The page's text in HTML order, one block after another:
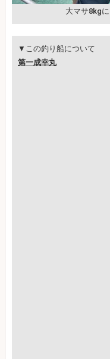
大マサ8kg
▼この釣り船について
第一成幸丸